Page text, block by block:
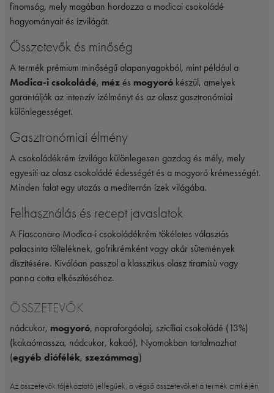
finomság, mely magában hordozza a modicai csokoládé
hagyományait és ízvilágát.
Összetevők és minőség
A termék prémium minőségű alapanyagokból, mint például a
Modica-i csokoládé, méz és mogyoró készül, amelyek
garantálják az intenzív ízélményt és az olasz gasztronómiai
különlegességet.
Gasztronómiai élmény
A csokoládékrém ízvilága különlegesen gazdag és mély, mely
egyesíti az olasz csokoládé édességét és a mogyoró krémességét.
Minden falat egy utazás a mediterrán ízek világába.
Felhasználás és recept javaslatok
A Fiasconaro Modica-i csokoládékrém tökéletes választás
palacsinta tölteléknek, gofrikrémként vagy akár sütemények
díszítésére. Kiválóan passzol a klasszikus olasz tiramisù vagy
panna cotta elkészítéséhez.
ÖSSZETEVŐK
nádcukor, mogyoró, napraforgóolaj, szicíliai csokoládé (13%)
(kakaómassza, nádcukor, kakaó), Nyomokban tartalmazhat
(egyéb diófélék, szezámmag)
Az összetevők tájékoztató jellegűek, a végső összetevőket a termék cimkéjén